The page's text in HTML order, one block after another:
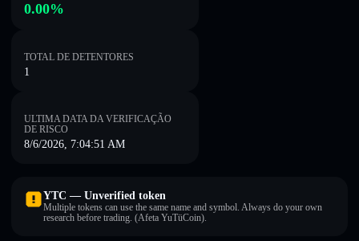
0.00%
TOTAL DE DETENTORES
1
ULTIMA DATA DA VERIFICAÇÃO
DE RISCO
8/6/2026, 7:04:51 AM
YTC — Unverified token
Multiple tokens can use the same name and symbol. Always do your own
research before trading. (Afeta YuTüCoin).